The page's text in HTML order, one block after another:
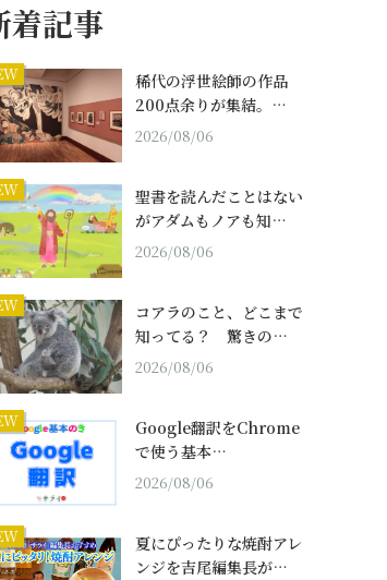
着記事
稀代の浮世絵師の作品
200点余りが集結。…
2026/08/06
聖書を読んだことはない
がアダムもノアも知…
2026/08/06
コアラのこと、どこまで
知ってる？ 驚きの…
2026/08/06
Google翻訳をChrome
で使う基本…
2026/08/06
夏にぴったりな焼酎アレ
ンジを吉尾編集長が…